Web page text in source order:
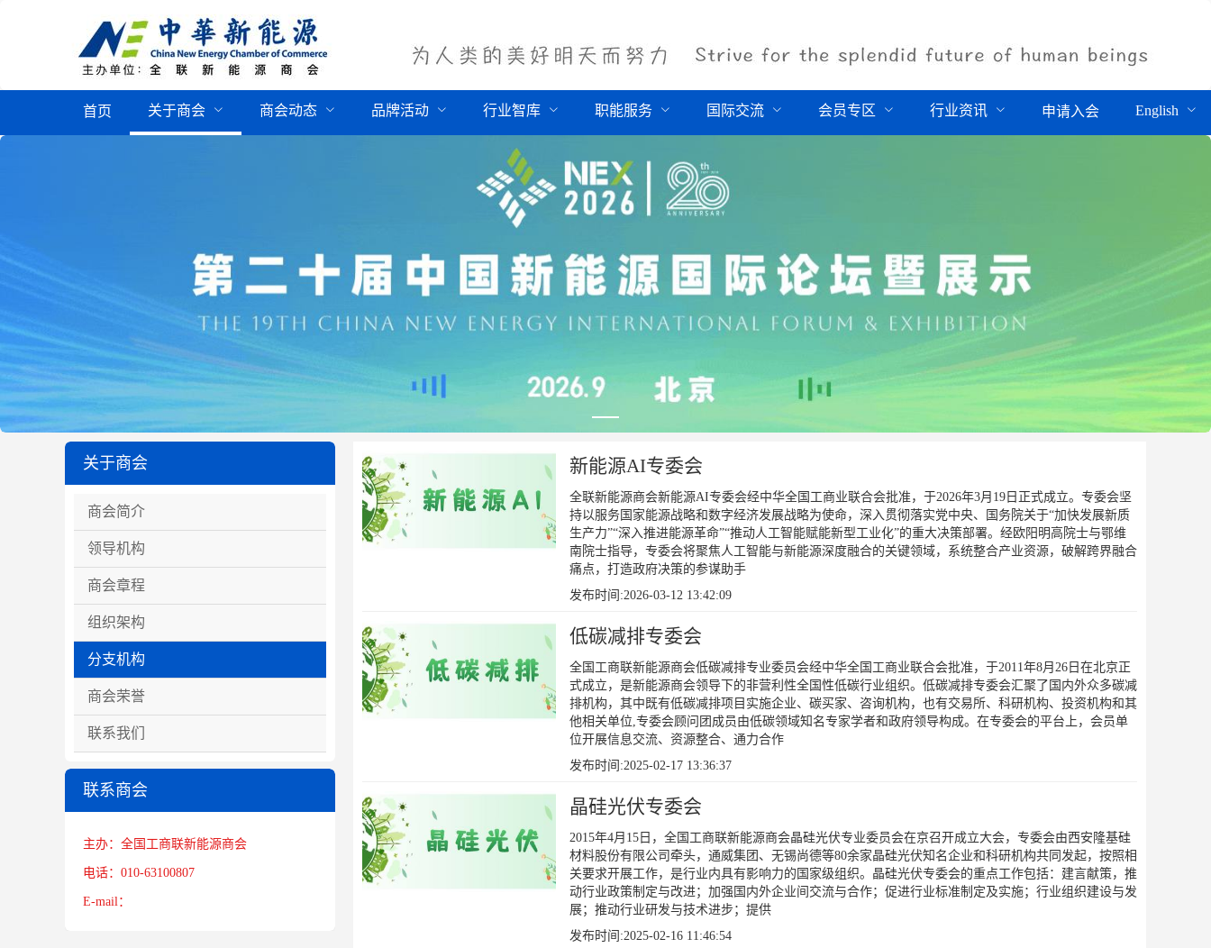
首页 关于商会 商会动态 品牌活动 行业智库 职能服务 国际交流 会员专区 行业资讯 申请入会 English
关于商会
商会简介
领导机构
商会章程
组织架构
分支机构
商会荣誉
联系我们
联系商会
主办：全国工商联新能源商会
电话：010-63100807
E-mail：
新能源AI专委会
全联新能源商会新能源AI专委会经中华全国工商业联合会批准，于2026年3月19日正式成立。专委会坚
持以服务国家能源战略和数字经济发展战略为使命，深入贯彻落实党中央、国务院关于“加快发展新质
生产力”“深入推进能源革命”“推动人工智能赋能新型工业化”的重大决策部署。经欧阳明高院士与鄂维
南院士指导，专委会将聚焦人工智能与新能源深度融合的关键领域，系统整合产业资源，破解跨界融合
痛点，打造政府决策的参谋助手
发布时间:2026-03-12 13:42:09
低碳减排专委会
全国工商联新能源商会低碳减排专业委员会经中华全国工商业联合会批准，于2011年8月26日在北京正
式成立，是新能源商会领导下的非营利性全国性低碳行业组织。低碳减排专委会汇聚了国内外众多碳减
排机构，其中既有低碳减排项目实施企业、碳买家、咨询机构，也有交易所、科研机构、投资机构和其
他相关单位,专委会顾问团成员由低碳领域知名专家学者和政府领导构成。在专委会的平台上，会员单
位开展信息交流、资源整合、通力合作
发布时间:2025-02-17 13:36:37
晶硅光伏专委会
2015年4月15日，全国工商联新能源商会晶硅光伏专业委员会在京召开成立大会，专委会由西安隆基硅
材料股份有限公司牵头，通威集团、无锡尚德等80余家晶硅光伏知名企业和科研机构共同发起，按照相
关要求开展工作，是行业内具有影响力的国家级组织。晶硅光伏专委会的重点工作包括：建言献策，推
动行业政策制定与改进；加强国内外企业间交流与合作；促进行业标准制定及实施；行业组织建设与发
展；推动行业研发与技术进步；提供
发布时间:2025-02-16 11:46:54